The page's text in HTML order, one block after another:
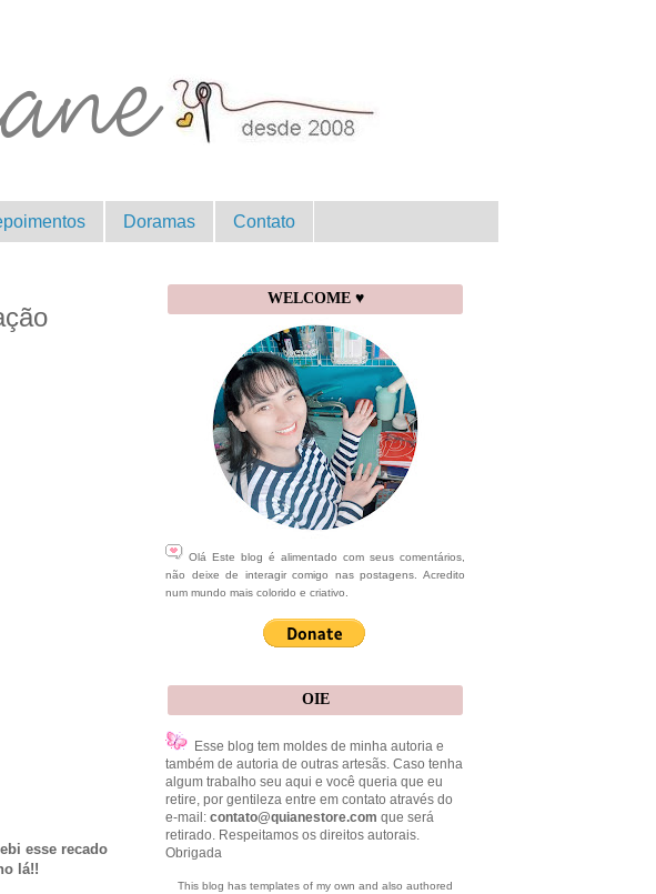
Doramas Contato
esse recado
lá!!
WELCOME ♥
Olá Este blog é alimentado com seus comentários,
não deixe de interagir comigo nas postagens. Acredito
num mundo mais colorido e criativo.
OIE
Esse blog tem moldes de minha autoria e
também de autoria de outras artesãs. Caso tenha
algum trabalho seu aqui e você queria que eu
retire, por gentileza entre em contato através do
e-mail: contato@quianestore.com que será
retirado. Respeitamos os direitos autorais.
Obrigada
This blog has templates of my own and also authored